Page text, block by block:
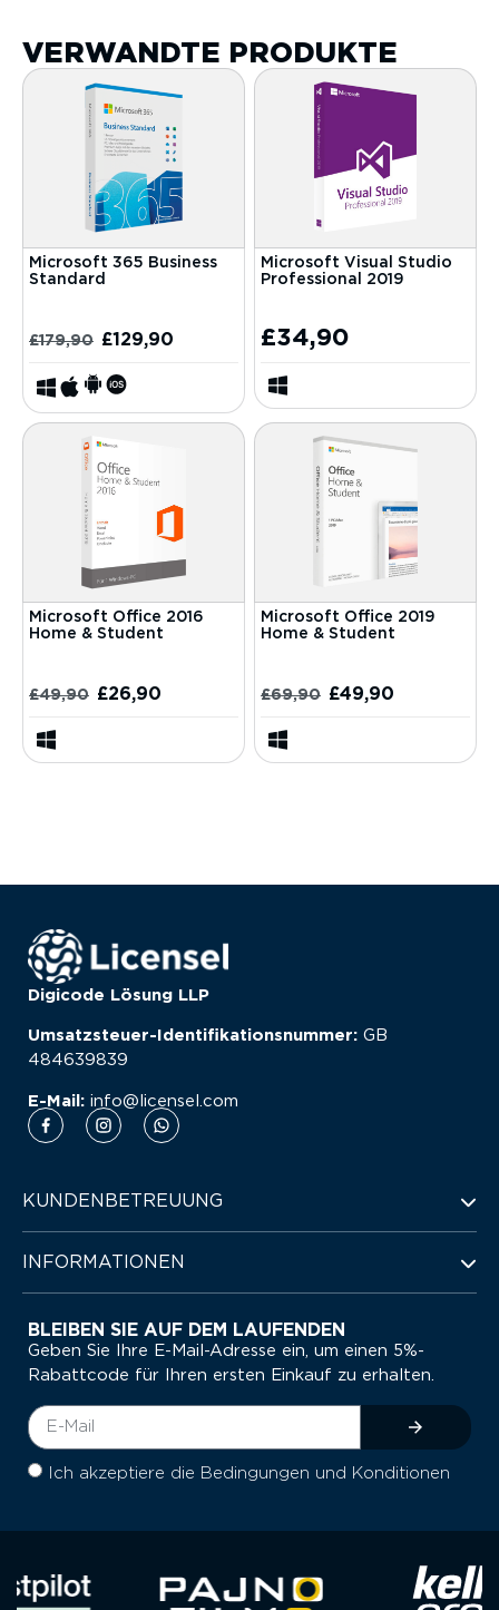
VERWANDTE PRODUKTE
Microsoft 365 Business
Standard
£179,90 £129,90
Microsoft Visual Studio
Professional 2019
£34,90
Microsoft Office 2016
Home & Student
£49,90 £26,90
Microsoft Office 2019
Home & Student
£69,90 £49,90
Digicode Lösung LLP
Umsatzsteuer-Identifikationsnummer: GB
484639839
E-Mail: info@licensel.com
KUNDENBETREUUNG
INFORMATIONEN
BLEIBEN SIE AUF DEM LAUFENDEN
Geben Sie Ihre E-Mail-Adresse ein, um einen 5%-
Rabattcode für Ihren ersten Einkauf zu erhalten.
Ich akzeptiere die Bedingungen und Konditionen